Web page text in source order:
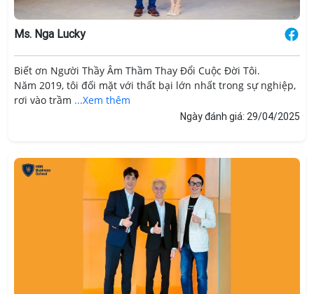
Ms. Nga Lucky
Biết ơn Người Thầy Âm Thầm Thay Đổi Cuộc Đời Tôi.
Năm 2019, tôi đối mặt với thất bại lớn nhất trong sự nghiệp,
rơi vào trầm ...Xem thêm
Ngày đánh giá: 29/04/2025